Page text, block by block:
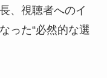
、視聴者へのイ
った“必然的な選